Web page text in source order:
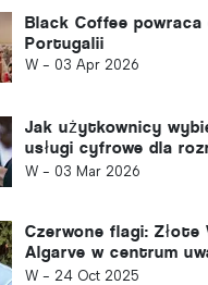
Black Coffee powraca
Portugalii
W - 03 Apr 2026
Jak użytkownicy
usługi cyfrowe dla
online
W - 03 Mar 2026
Czerwone flagi: Złote
Algarve w centrum
nowym, odważnym
W - 24 Oct 2025